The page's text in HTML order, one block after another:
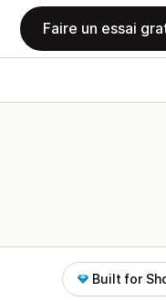
Faire un essai
Built for